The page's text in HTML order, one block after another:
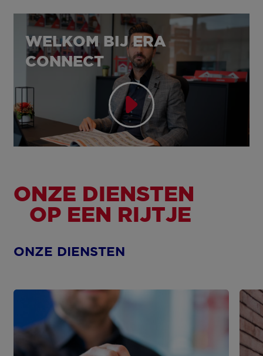
WELKOM BIJ ERA
CONNECT
ONZE DIENSTEN
OP EEN RIJTJE
ONZE DIENSTEN